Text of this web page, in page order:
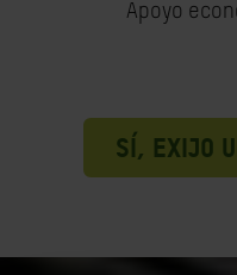
Apoyo
SÍ, EXIJO